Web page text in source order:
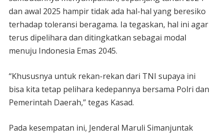
dan awal 2025 hampir tidak ada hal-hal yang beresiko
terhadap toleransi beragama. Ia tegaskan, hal ini agar
terus dipelihara dan ditingkatkan sebagai modal
menuju Indonesia Emas 2045.
“Khususnya untuk rekan-rekan dari TNI supaya ini
bisa kita tetap pelihara kedepannya bersama Polri dan
Pemerintah Daerah,” tegas Kasad.
Pada kesempatan ini, Jenderal Maruli Simanjuntak